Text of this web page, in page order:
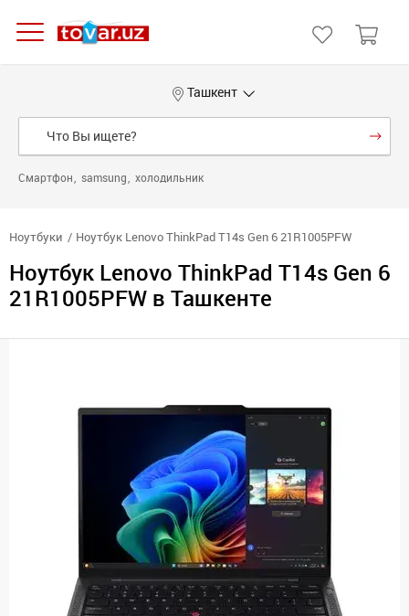
Ташкент
Смартфон samsung холодильник
Ноутбуки Ноутбук Lenovo ThinkPad T14s Gen 6 21R1005PFW
Ноутбук Lenovo ThinkPad T14s Gen 6
21R1005PFW в Ташкенте